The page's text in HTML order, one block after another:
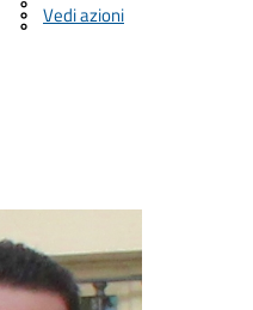
Vedi azioni